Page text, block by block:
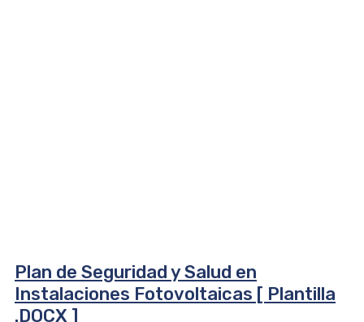
Plan de Seguridad y Salud en
Instalaciones Fotovoltaicas [ Plantilla
.DOCX ]